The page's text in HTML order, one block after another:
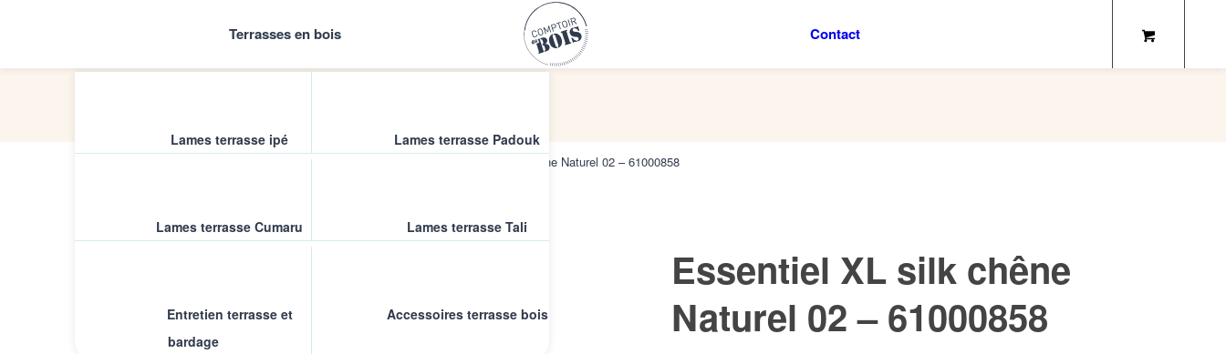
Terrasses en bois
Lames terrasse ipé Lames terrasse Padouk
Lames terrasse Cumaru Lames terrasse Tali
Entretien terrasse et
bardage
Accessoires terrasse bois
Contact
Essentiel XL silk chêne Naturel 02 – 61000858
Essentiel XL silk chêne
Naturel 02 – 61000858